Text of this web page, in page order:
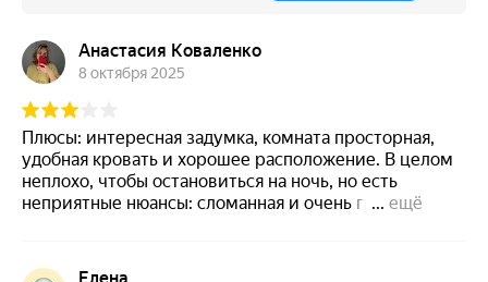
Анастасия Коваленко
8 октября 2025
Плюсы: интересная задумка, комната просторная,
удобная кровать и хорошее расположение. В целом
неплохо, чтобы остановиться на ночь, но есть
неприятные нюансы: сломанная и очень грязная
комнате давно не было ни мужской, ни женской
... ещё